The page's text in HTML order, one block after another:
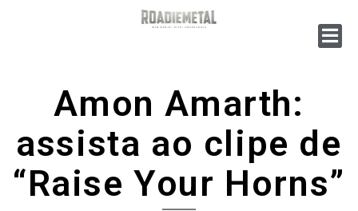
Amon Amarth:
assista ao clipe de
“Raise Your Horns”